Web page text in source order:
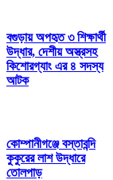
বগুড়ায় অপহৃত ৩ শিক্ষার্থী
উদ্ধার, দেশীয় অস্ত্রসহ
কিশোরগ্যাং এর ৪ সদস্য
আটক
কোম্পানীগঞ্জে বস্তাবন্দি
কুকুরের লাশ উদ্ধারে
তোলপাড়